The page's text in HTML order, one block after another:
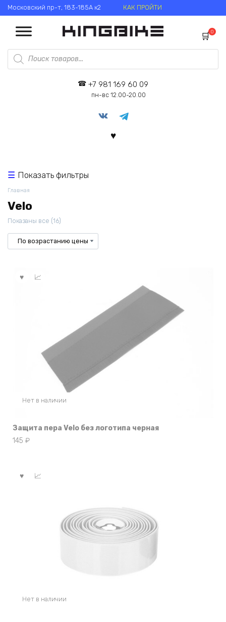
Перейти
к
содержанию
Московский пр-т, 183-185А к2 КАК ПРОЙТИ
Поиск
товаров
0
+7 981 169 60 09
пн-вс 12.00-20.00
Главная
Velo
Показаны все (16)
возрастанию
Нет в наличии
Защита пера Velo без логотипа черная
145 ₽
Нет в наличии
Показать фильтры